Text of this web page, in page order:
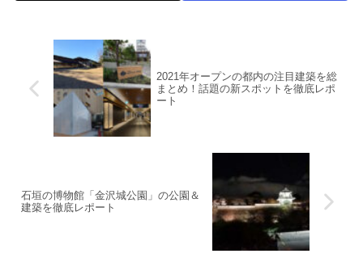
2021年オープンの都内の注目建築を総
まとめ！話題の新スポットを徹底レポ
ート
石垣の博物館「金沢城公園」の公園＆
建築を徹底レポート